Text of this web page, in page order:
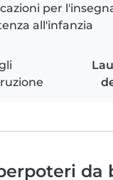
per
all'infanzia
da